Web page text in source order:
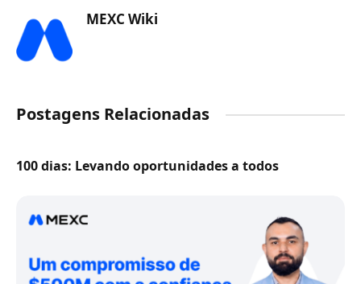
MEXC Wiki
Postagens Relacionadas
100 dias: Levando oportunidades a todos